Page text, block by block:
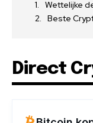
Wettelijke
Beste
Direct